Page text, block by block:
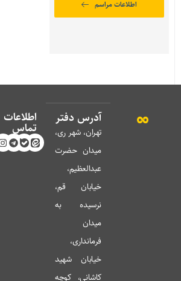
اطلاعات مراسم
آدرس دفتر
تهران، شهر ری،
میدان حضرت
عبدالعظیم،
خیابان قم،
نرسیده به
میدان
فرمانداری،
خیابان شهید
کاشانی، کوچه
اطلاعات
تماس